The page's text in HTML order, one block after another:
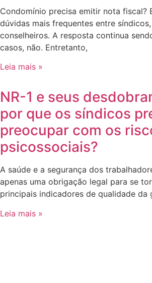
Condomínio precisa emitir nota fiscal?
dúvidas mais frequentes entre
conselheiros. A resposta continua
casos, não. Entretanto,
Leia mais »
NR-1 e seus
por que os síndicos
preocupar com os
psicossociais?
A saúde e a segurança dos
apenas uma obrigação legal para se
principais indicadores de qualidade da
Leia mais »